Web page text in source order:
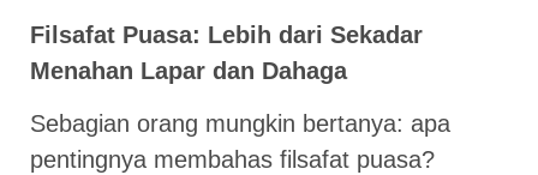
Filsafat Puasa: Lebih dari Sekadar
Menahan Lapar dan Dahaga
Sebagian orang mungkin bertanya: apa
pentingnya membahas filsafat puasa?